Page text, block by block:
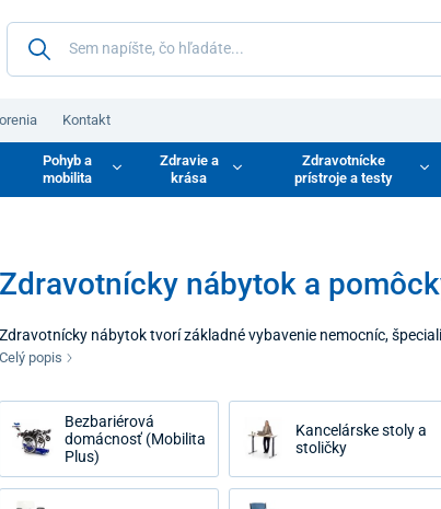
Kontakt
Pohyb a
mobilita
Zdravie a
krása
Zdravotnícke
prístroje a testy
Zdravotnícky nábytok a
Zdravotnícky nábytok tvorí základné vybavenie nemocníc,
ktoré poskytujú ošetrovateľskú starostlivosť. Správne zvolené
hygienu, stabilitu a mechanickú odolnosť.
Celý popis
Bezbariérová
domácnosť (Mobilita
Plus)
Kancelárske stoly a
stoličky